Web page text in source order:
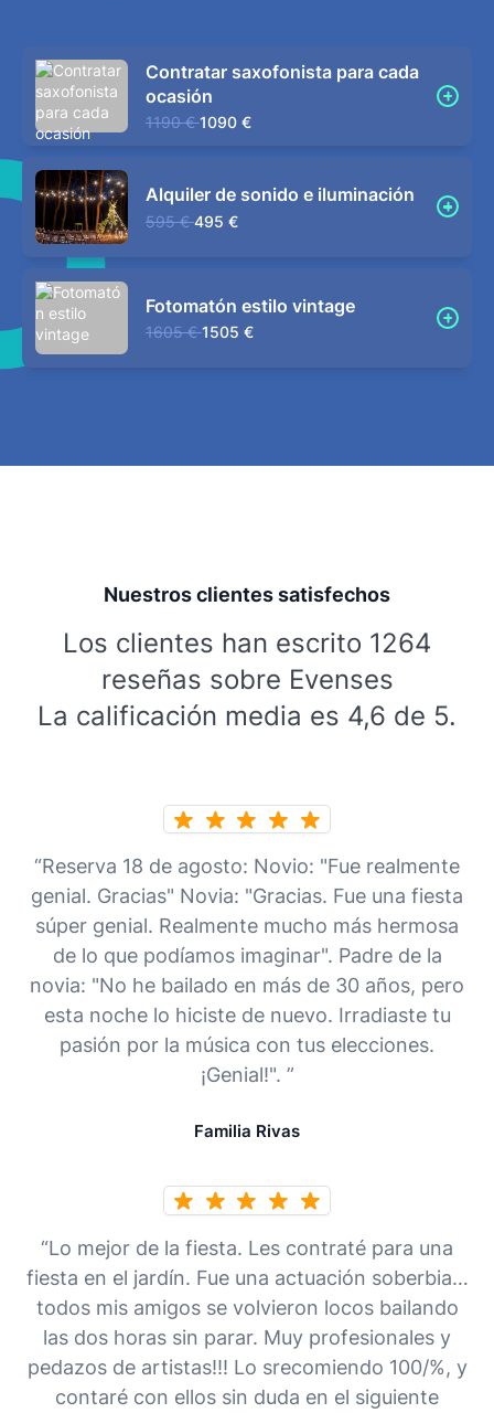
Contratar saxofonista para cada
ocasión
1190 € 1090 €
Alquiler de sonido e iluminación
595 € 495 €
Fotomatón estilo vintage
1605 € 1505 €
Nuestros clientes satisfechos
Los clientes han escrito 1264
reseñas sobre Evenses
La calificación media es 4,6 de 5.
“Reserva 18 de agosto: Novio: "Fue realmente
genial. Gracias" Novia: "Gracias. Fue una fiesta
súper genial. Realmente mucho más hermosa
de lo que podíamos imaginar". Padre de la
novia: "No he bailado en más de 30 años, pero
esta noche lo hiciste de nuevo. Irradiaste tu
pasión por la música con tus elecciones.
¡Genial!". ”
Familia Rivas
“Lo mejor de la fiesta. Les contraté para una
fiesta en el jardín. Fue una actuación soberbia…
todos mis amigos se volvieron locos bailando
las dos horas sin parar. Muy profesionales y
pedazos de artistas!!! Lo srecomiendo 100/%, y
contaré con ellos sin duda en el siguiente